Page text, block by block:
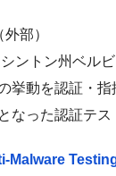
外部）
ントン州ベル
挙動を認証・指
なった認証テス
Malware